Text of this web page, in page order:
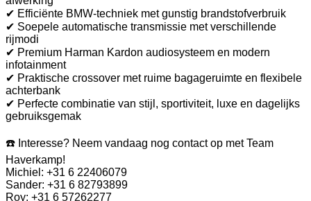
✔ Efficiënte BMW-techniek met gunstig brandstofverbruik
✔ Soepele automatische transmissie met verschillende
rijmodi
✔ Premium Harman Kardon audiosysteem en modern
infotainment
✔ Praktische crossover met ruime bagageruimte en flexibele
achterbank
✔ Perfecte combinatie van stijl, sportiviteit, luxe en dagelijks
gebruiksgemak
☎️ Interesse? Neem vandaag nog contact op met Team
Haverkamp!
Michiel: +31 6 22406079
Sander: +31 6 82793899
Roy: +31 6 57262277